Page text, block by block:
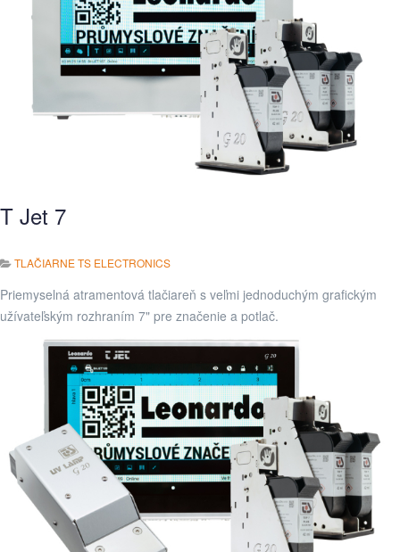
T Jet 7
TLAČIARNE TS ELECTRONICS
Priemyselná atramentová tlačiareň s veľmi jednoduchým grafickým
užívateľským rozhraním 7" pre značenie a potlač.